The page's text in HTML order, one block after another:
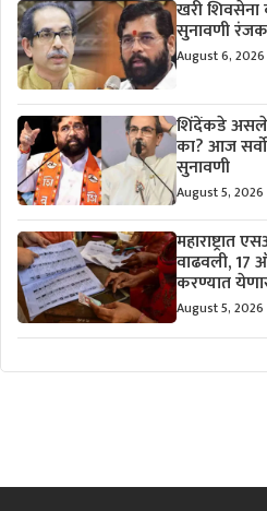
खरी शिवसेना
सुनावणी
August 6, 2026
शिंदेंकडे
का? आज
सुनावणी
August 5, 2026
महाराष्ट्रात
वाढवली, 17
करण्यात
August 5, 2026